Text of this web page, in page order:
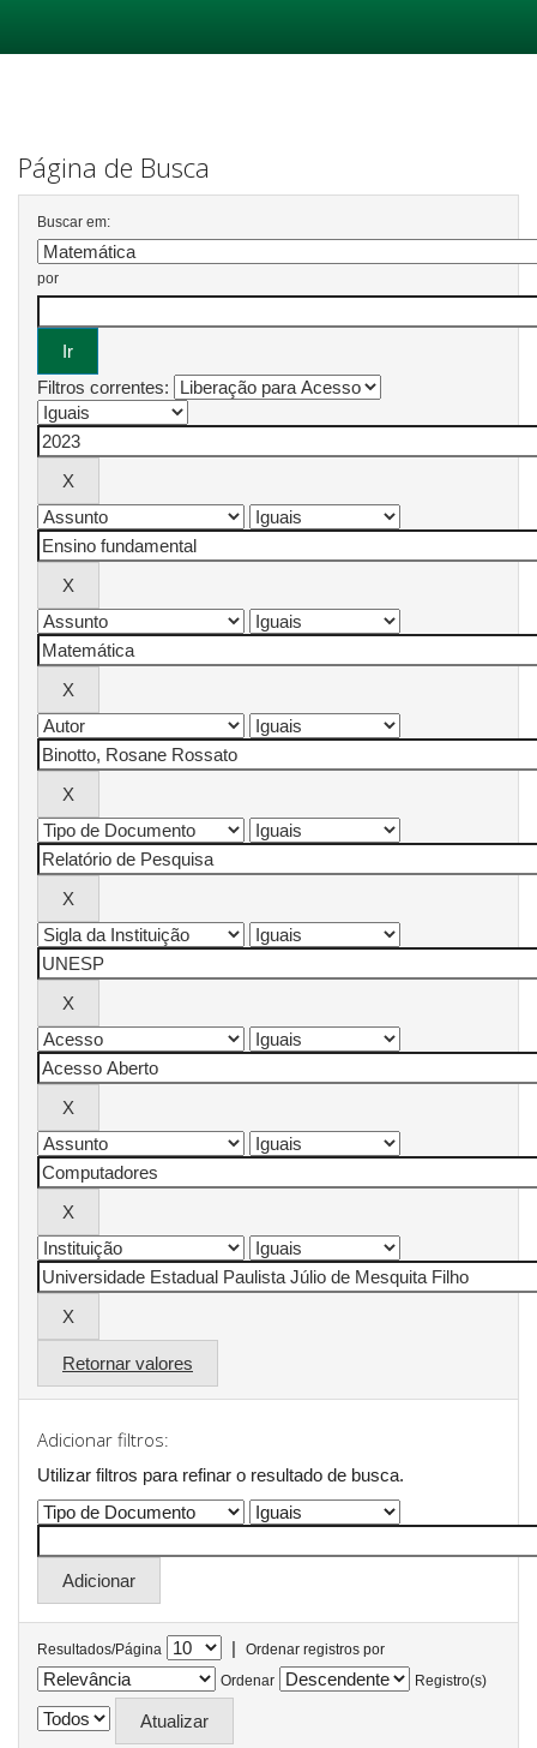
Página de Busca
Buscar em:
por
Filtros correntes:
Retornar valores
Adicionar filtros:
Utilizar filtros para refinar o resultado de busca.
Resultados/Página |
Ordenar registros por
Ordenar
Registro(s)